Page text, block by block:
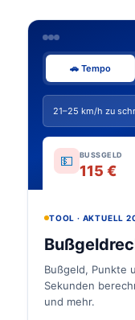
🚗 Tempo
21–25 km/h zu
💵 BUSSGELD
115 €
TOOL · AKTUELL
Bußgeld, Punkte
Sekunden
und mehr.